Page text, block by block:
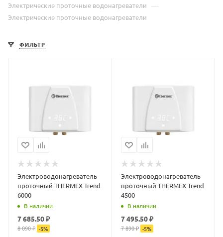
Электрические проточные водонагреватели —
Электрические проточные водонагреватели
ФИЛЬТР
Электроводонагреватель
проточный THERMEX Trend
6000
В наличии
7 685.50 ₽
8 090 ₽ -5%
Электроводонагреватель
проточный THERMEX Trend
4500
В наличии
7 495.50 ₽
7 890 ₽ -5%